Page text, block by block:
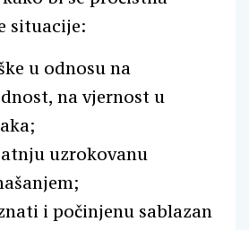
situacije:
u odnosu na
na vjernost u
uzrokovanu
i počinjenu sablazan